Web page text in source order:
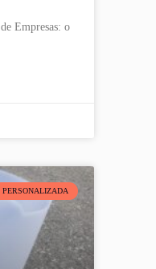
Empresas: o
PERSONALIZADA